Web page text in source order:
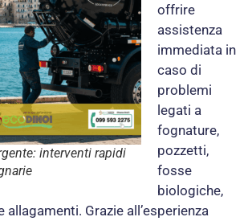
interventi rapidi
offrire
assistenza
immediata in
caso di
problemi
legati a
fognature,
pozzetti,
fosse
biologiche,
Grazie all’esperienza